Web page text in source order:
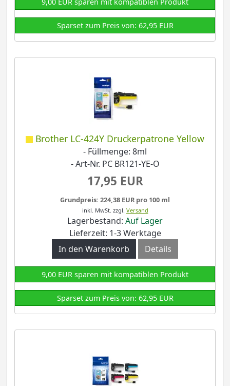
Sparset zum Preis von: 62,95 EUR
Brother LC-424Y Druckerpatrone Yellow
- Füllmenge: 8ml
- Art-Nr. PC BR121-YE-O
17,95 EUR
Grundpreis: 224,38 EUR pro 100 ml
inkl. MwSt. zzgl. Versand
Lagerbestand: Auf Lager
Lieferzeit: 1-3 Werktage
In den Warenkorb
Details
9,00 EUR sparen mit kompatiblen Produkt
Sparset zum Preis von: 62,95 EUR